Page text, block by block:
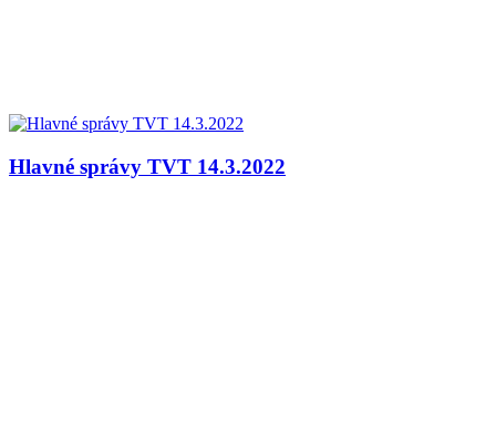
Hlavné správy TVT 14.3.2022